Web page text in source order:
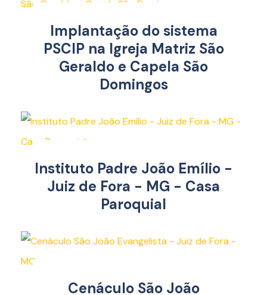
Implantação do sistema
PSCIP na Igreja Matriz São
Geraldo e Capela São
Domingos
Instituto Padre João Emílio -
Juiz de Fora - MG - Casa
Paroquial
Cenáculo São João